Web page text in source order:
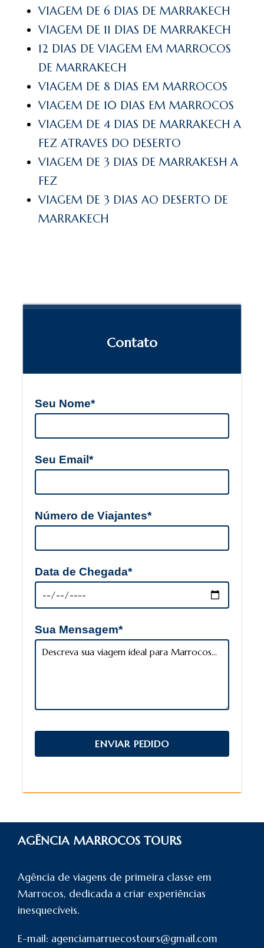
Contato
Seu Nome*
Seu Email*
Número de Viajantes*
Data de Chegada*
Sua Mensagem*
VIAGEM DE 6 DIAS DE MARRAKECH
VIAGEM DE 11 DIAS DE MARRAKECH
12 DIAS DE VIAGEM EM MARROCOS
DE MARRAKECH
VIAGEM DE 8 DIAS EM MARROCOS
VIAGEM DE 10 DIAS EM MARROCOS
VIAGEM DE 4 DIAS DE MARRAKECH A
FEZ ATRAVES DO DESERTO
VIAGEM DE 3 DIAS DE MARRAKESH A
FEZ
VIAGEM DE 3 DIAS AO DESERTO DE
MARRAKECH
AGÊNCIA MARROCOS TOURS
Agência de viagens de primeira classe em
Marrocos, dedicada a criar experiências
inesquecíveis.
E-mail: agenciamarruecostours@gmail.com